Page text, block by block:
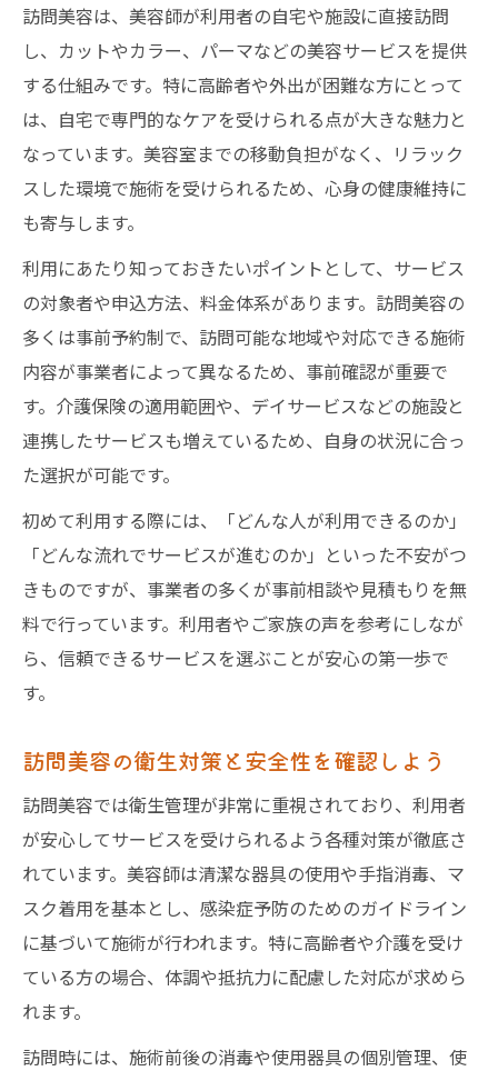
訪問美容利用者の実体験から見る魅力
介護美容セミナーで学ぶ在宅美容の可能性
訪問美容の市場規模と今後の展望を解説
心地よい生活へ導く訪問美容活用法
訪問美容で実現する快適な日常生活
訪問美容を定期利用するメリットと効果
心身のリフレッシュを訪問美容で体感
家族も安心できる訪問美容の活用ポイント
訪問美容の利用で笑顔あふれる毎日へ
外出困難な方に寄り添う訪問美容の強み
訪問美容が外出困難な方を支える理由
介護保険と訪問美容の活用について解説
訪問美容利用者の声に学ぶ安心の工夫
自宅や施設で受けられる訪問美容の特徴
訪問美容が生活の質向上に果たす役割
訪問美容を選ぶ前に知りたい安心ポイント
訪問美容選びで重視したい安心の基準
訪問美容の申請方法や手続きの流れ
訪問美容利用前に把握しておく注意点
サービス選定に役立つ訪問美容の基礎知識
訪問美容サービスの選び方と比較ポイント
訪問美容市場規模を踏まえた活用術
訪問美容利用者が知っておきたい基礎情報
訪問美容は、美容師が利用者の自宅や施設に直接訪問
し、カットやカラー、パーマなどの美容サービスを提供
する仕組みです。特に高齢者や外出が困難な方にとって
は、自宅で専門的なケアを受けられる点が大きな魅力と
なっています。美容室までの移動負担がなく、リラック
スした環境で施術を受けられるため、心身の健康維持に
も寄与します。
利用にあたり知っておきたいポイントとして、サービス
の対象者や申込方法、料金体系があります。訪問美容の
多くは事前予約制で、訪問可能な地域や対応できる施術
内容が事業者によって異なるため、事前確認が重要で
す。介護保険の適用範囲や、デイサービスなどの施設と
連携したサービスも増えているため、自身の状況に合っ
た選択が可能です。
初めて利用する際には、「どんな人が利用できるのか」
「どんな流れでサービスが進むのか」といった不安がつ
きものですが、事業者の多くが事前相談や見積もりを無
料で行っています。利用者やご家族の声を参考にしなが
ら、信頼できるサービスを選ぶことが安心の第一歩で
す。
訪問美容の衛生対策と安全性を確認しよう
訪問美容では衛生管理が非常に重視されており、利用者
が安心してサービスを受けられるよう各種対策が徹底さ
れています。美容師は清潔な器具の使用や手指消毒、マ
スク着用を基本とし、感染症予防のためのガイドライン
に基づいて施術が行われます。特に高齢者や介護を受け
ている方の場合、体調や抵抗力に配慮した対応が求めら
れます。
訪問時には、施術前後の消毒や使用器具の個別管理、使